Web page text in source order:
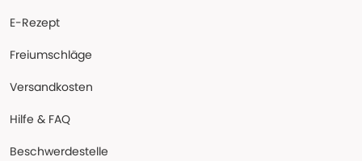
E-Rezept
Freiumschläge
Versandkosten
Hilfe & FAQ
Beschwerdestelle